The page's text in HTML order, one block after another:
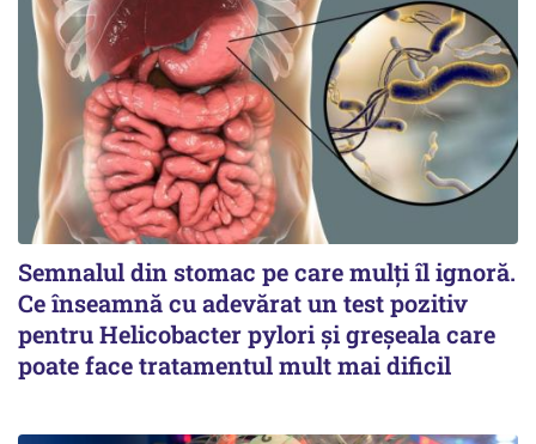
Semnalul din stomac pe care mulți îl ignoră.
Ce înseamnă cu adevărat un test pozitiv
pentru Helicobacter pylori și greșeala care
poate face tratamentul mult mai dificil